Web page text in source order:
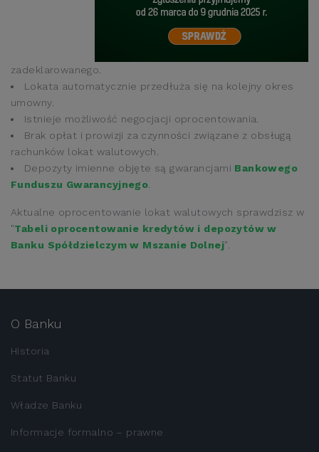
zadeklarowanego.
Lokata automatycznie przedłuża się na kolejny okres
umowny.
Istnieje możliwość negocjacji oprocentowania.
Brak opłat i prowizji za czynności związane z obsługą
rachunków lokat walutowych.
Depozyty imienne objęte są gwarancjami Bankowego
Funduszu Gwarancyjnego
Aktualne oprocentowanie lokat walutowych sprawdzisz w
"Tabeli oprocentowanie kredytów i depozytów w
Banku Spółdzielczym w Mszanie Dolnej".
O Banku
Historia
Statut Banku
Władze Banku
Informacje formalno – prawne